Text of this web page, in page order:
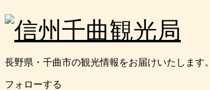
長野県・千曲市の観光情報をお届けいたします。
フォローする